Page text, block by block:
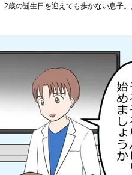
2歳の誕生日を迎えても歩かない息子